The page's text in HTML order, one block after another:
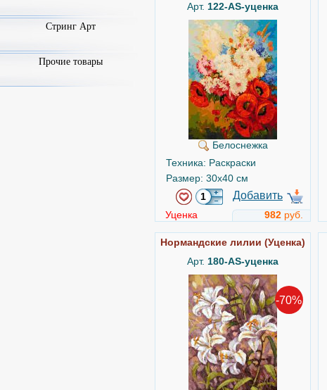
Арт. 122-AS-уценка
Белоснежка
Техника: Раскраски
Размер: 30x40 см
Добавить
Уценка 982 руб.
Нормандские лилии (Уценка)
Арт. 180-AS-уценка
-70%
Стринг Арт
Прочие товары